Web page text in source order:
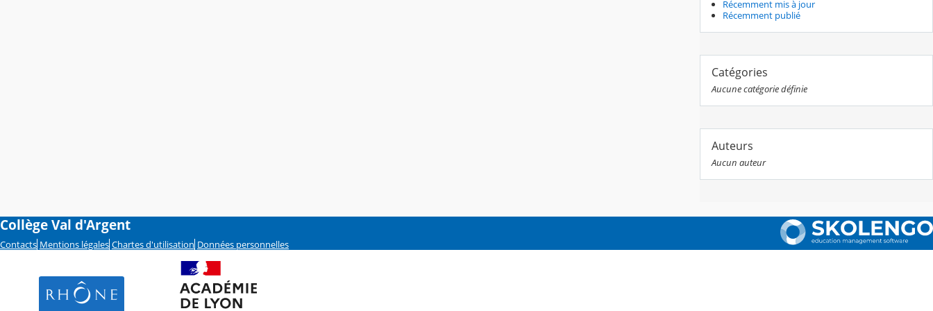
Récemment mis à jour
Récemment publié
Catégories
Aucune catégorie définie
Auteurs
Aucun auteur
Collège Val d'Argent
Contacts Mentions légales Chartes d'utilisation Données personnelles